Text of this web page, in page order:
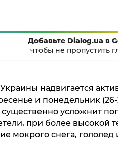
Добавьте Dialog.ua в
чтобы не пропустить
надвигается
и понедельник
существенно усложнит
при более высокой
мокрого снега, гололед